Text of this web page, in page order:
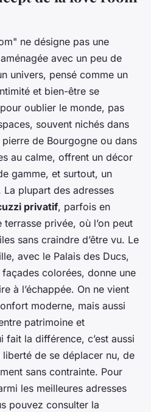
ne désigne pas une
avec un peu de
univers, pensé comme un
et bien-être se
oublier le monde, pas
souvent nichés dans
pierre de Bourgogne ou dans
au calme, offrent un décor
gamme, et surtout, un
plupart des adresses
privatif, parfois en
privée, où l’on peut
sans craindre d’être vu. Le
avec le Palais des Ducs,
colorées, donne une
à l’échappée. On ne vient
moderne, mais aussi
patrimoine et
fait la différence, c’est aussi
liberté de se déplacer nu, de
sans contrainte. Pour
les meilleures adresses
pouvez consulter la